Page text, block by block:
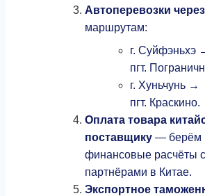
Автоперевозки
маршрутам:
г. Суйфэньхэ
пгт.
г. Хуньчунь →
пгт. Краскино.
Оплата товара
поставщику — берём
финансовые расчёты
партнёрами в Китае.
Экспортное